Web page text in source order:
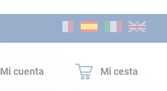
Mi cuenta Mi cesta